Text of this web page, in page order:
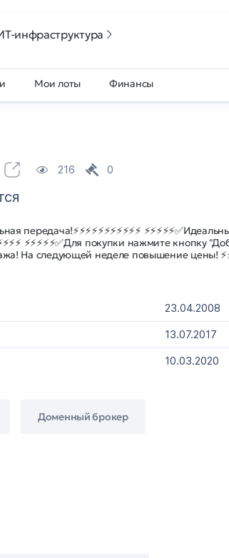
инфраструктура
Мои лоты Финансы
216 0
передача!⚡⚡⚡⚡⚡⚡⚡⚡⚡⚡⚡
⚡⚡⚡⚡⚡✅Для покупки нажмите кнопку
На следующей неделе повышение цены!
23.04.2008
13.07.2017
10.03.2020
Доменный брокер